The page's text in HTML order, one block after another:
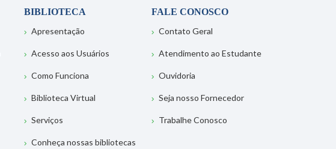
BIBLIOTECA
Apresentação
Acesso aos Usuários
Como Funciona
Biblioteca Virtual
Serviços
Conheça nossas bibliotecas
FALE CONOSCO
Contato Geral
Atendimento ao Estudante
Ouvidoria
Seja nosso Fornecedor
Trabalhe Conosco